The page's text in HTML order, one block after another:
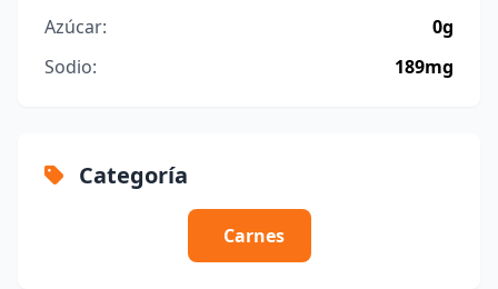
Azúcar:
0g
Sodio:
189mg
Categoría
Carnes